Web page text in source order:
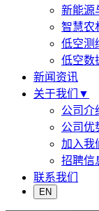
新能源
智慧农
低空测
低空数
新闻资讯
关于我们 ▼
公司介
公司优
加入我
招聘信
联系我们
EN